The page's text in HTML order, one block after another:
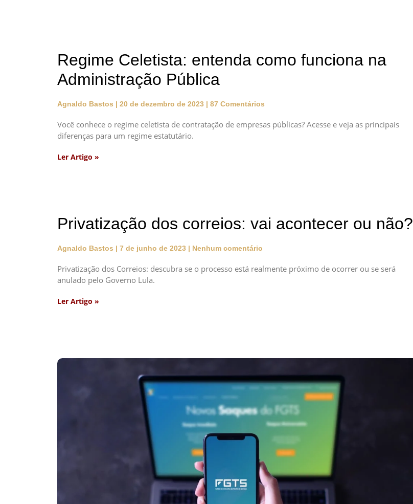
Regime Celetista: entenda como funciona na
Administração Pública
Agnaldo Bastos 20 de dezembro de 2023 87 Comentários
Você conhece o regime celetista de contratação de empresas públicas? Acesse e veja as principais
diferenças para um regime estatutário.
Ler Artigo »
Privatização dos correios: vai acontecer ou não?
Agnaldo Bastos 7 de junho de 2023 Nenhum comentário
Privatização dos Correios: descubra se o processo está realmente próximo de ocorrer ou se será
anulado pelo Governo Lula.
Ler Artigo »